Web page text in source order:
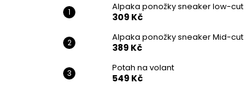
Alpaka ponožky sneaker low-cut
309 Kč
Alpaka ponožky sneaker Mid-cut
389 Kč
Potah na volant
549 Kč